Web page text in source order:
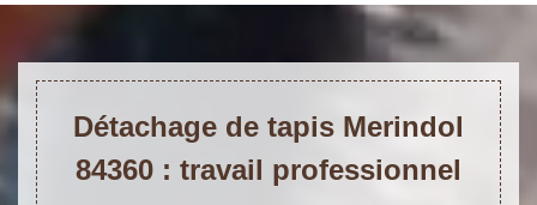
Détachage de tapis Merindol
84360 : travail professionnel